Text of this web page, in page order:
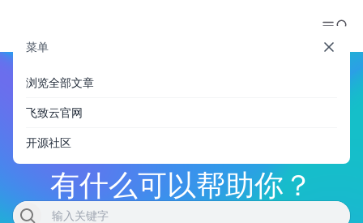
有什么可以帮助你？
菜单
浏览全部文章
飞致云官网
开源社区